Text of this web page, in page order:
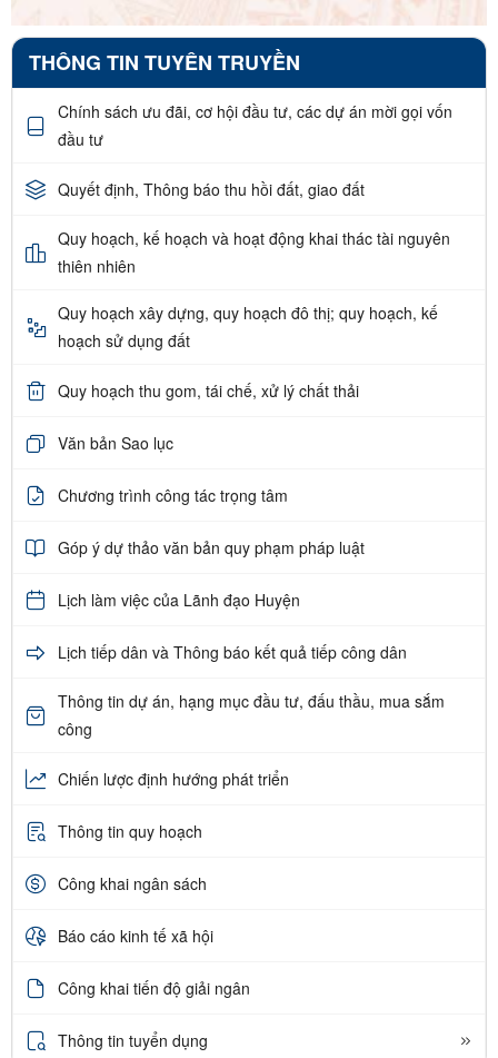
THÔNG TIN TUYÊN TRUYỀN
Chính sách ưu đãi, cơ hội đầu tư, các dự án mời gọi vốn
đầu tư
Quyết định, Thông báo thu hồi đất, giao đất
Quy hoạch, kế hoạch và hoạt động khai thác tài nguyên
thiên nhiên
Quy hoạch xây dựng, quy hoạch đô thị; quy hoạch, kế
hoạch sử dụng đất
Quy hoạch thu gom, tái chế, xử lý chất thải
Văn bản Sao lục
Chương trình công tác trọng tâm
Góp ý dự thảo văn bản quy phạm pháp luật
Lịch làm việc của Lãnh đạo Huyện
Lịch tiếp dân và Thông báo kết quả tiếp công dân
Thông tin dự án, hạng mục đầu tư, đấu thầu, mua sắm
công
Chiến lược định hướng phát triển
Thông tin quy hoạch
Công khai ngân sách
Báo cáo kinh tế xã hội
Công khai tiến độ giải ngân
Thông tin tuyển dụng